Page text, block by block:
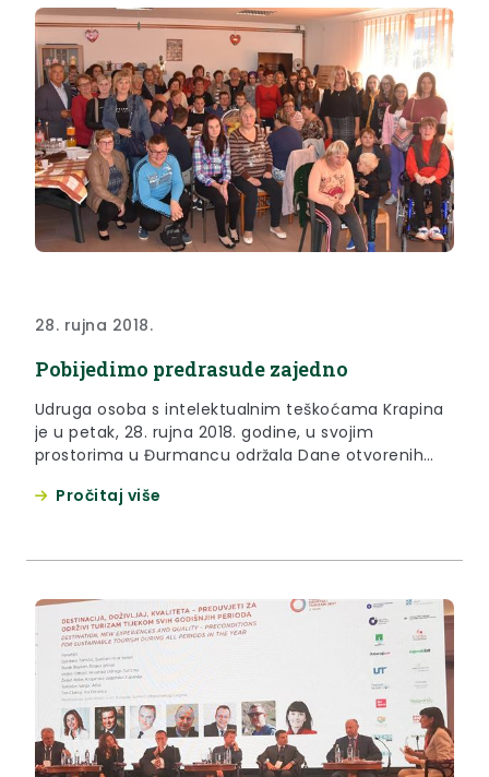
28. rujna 2018.
Pobijedimo predrasude zajedno
Udruga osoba s intelektualnim teškoćama Krapina
je u petak, 28. rujna 2018. godine, u svojim
prostorima u Đurmancu održala Dane otvorenih
zajedno.
Pročitaj više